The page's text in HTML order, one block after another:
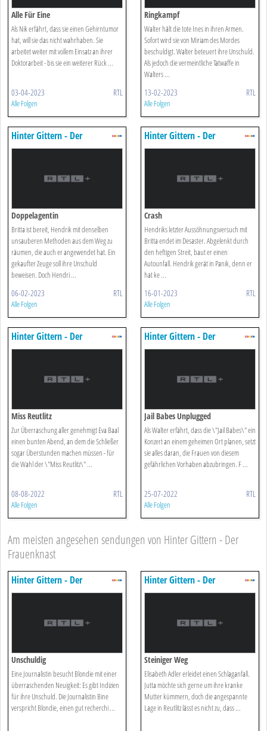
Alle Für Eine
Als Nik erfährt, dass sie einen Gehirntumor
hat, will sie das nicht wahrhaben. Sie
arbeitet weiter mit vollem Einsatz an ihrer
Doktorarbeit - bis sie ein weiterer Rück ...
03-04-2023 RTL
Alle Folgen
Ringkampf
Walter hält die tote Ines in ihren Armen.
Sofort wird sie von Miriam des Mordes
beschuldigt. Walter beteuert ihre Unschuld.
Als jedoch die vermeintliche Tatwaffe in
Walters ...
13-02-2023 RTL
Alle Folgen
Hinter Gittern - Der
Frauenknast
Doppelagentin
Britta ist bereit, Hendrik mit denselben
unsauberen Methoden aus dem Weg zu
räumen, die auch er angewendet hat. Ein
gekaufter Zeuge soll ihre Unschuld
beweisen. Doch Hendri ...
06-02-2023 RTL
Alle Folgen
Hinter Gittern - Der
Frauenknast
Crash
Hendriks letzter Aussöhnungsversuch mit
Britta endet im Desaster. Abgelenkt durch
den heftigen Streit, baut er einen
Autounfall. Hendrik gerät in Panik, denn er
hat ke ...
16-01-2023 RTL
Alle Folgen
Hinter Gittern - Der
Frauenknast
Miss Reutlitz
Zur Überraschung aller genehmigt Eva Baal
einen bunten Abend, an dem die Schließer
sogar Überstunden machen müssen - für
die Wahl der \"Miss Reutlitz\" ...
08-08-2022 RTL
Alle Folgen
Hinter Gittern - Der
Frauenknast
Jail Babes Unplugged
Als Walter erfährt, dass die \"Jail Babes\" ein
Konzert an einem geheimen Ort planen, setzt
sie alles daran, die Frauen von diesem
gefährlichen Vorhaben abzubringen. F ...
25-07-2022 RTL
Alle Folgen
Am meisten angesehen sendungen von Hinter Gittern - Der
Frauenknast
Hinter Gittern - Der
Frauenknast
Unschuldig
Eine Journalistin besucht Blondie mit einer
überraschenden Neuigkeit: Es gibt Indizien
für ihre Unschuld. Die Journalistin Bine
verspricht Blondie, einen gut recherchi ...
Hinter Gittern - Der
Frauenknast
Steiniger Weg
Elisabeth Adler erleidet einen Schlaganfall.
Jutta möchte sich gerne um ihre kranke
Mutter kümmern, doch die angespannte
Lage in Reutlitz lässt es nicht zu, dass ...